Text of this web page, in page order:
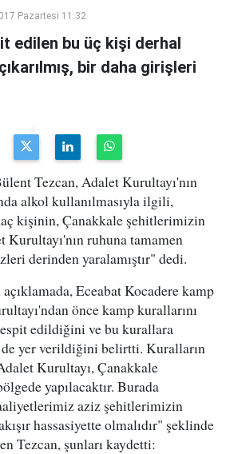
Pazartesi 11:32
edilen bu üç kişi derhal
bir daha girişleri
Tezcan, Adalet Kurultayı'nın
alkol kullanılmasıyla ilgili,
kişinin, Çanakkale şehitlerimizin
Kurultayı'nın ruhuna tamamen
derinden yaralamıştır" dedi.
açıklamada, Eceabat Kocadere kamp
önce kamp kurallarını
edildiğini ve bu kurallara
yer verildiğini belirtti. Kuralların
Kurultayı, Çanakkale
yapılacaktır. Burada
aziz şehitlerimizin
hassasiyette olmalıdır" şeklinde
Tezcan, şunları kaydetti: